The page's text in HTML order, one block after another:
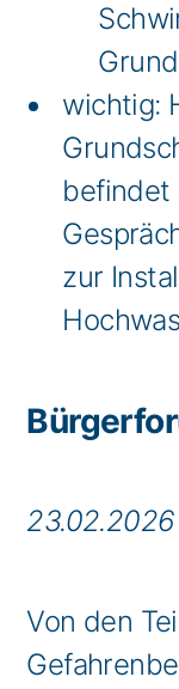
wichtig:
befindet
zur
23.02.2026
Von den